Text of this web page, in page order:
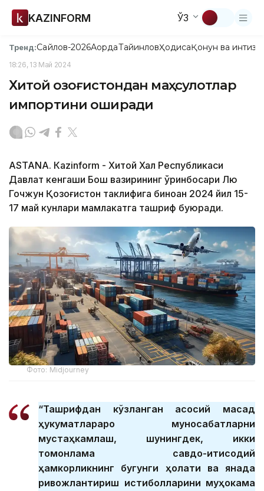
KAZINFORM ЎЗ
Тренд:Сайлов-2026АқордаТайинловҲодисаҚонун ва
18:26, 13 Май 2024
Хитой Қозоғистондан маҳсулотлар
импортини оширади
ASTANА. Кazinform - Хитой Халқ Республикаси
Давлат кенгаши Бош вазирининг ўринбосари Лю
Гочжун Қозоғистон таклифига биноан 2024 йил 15-
17 май кунлари мамлакатга ташриф буюради.
Фото: Midjourney
“Ташрифдан кўзланган асосий мақсад
ҳукуматлараро муносабатларни
мустаҳкамлаш, шунингдек, икки
томонлама савдо-иқтисодий
ҳамкорликнинг бугунги ҳолати ва янада
ривожлантириш истиқболларини муҳокама